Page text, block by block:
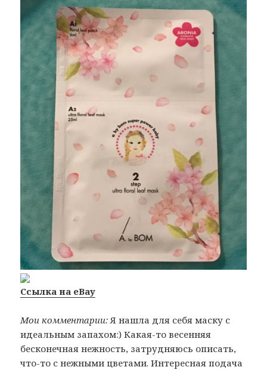
Ссылка на eBay
Мои комментарии:Я нашла для себя маску с
идеальным запахом:) Какая-то весенняя
бесконечная нежность, затрудняюсь описать,
что-то с нежными цветами. Интересная подача